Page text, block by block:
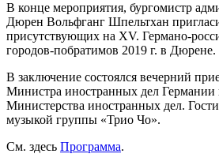
В конце мероприятия, бургомистр
Дюрен Вольфганг Шпельтхан
присутствующих на XV. Германо-
городов-побратимов 2019 г. в Дюрене.
В заключение состоялся вечерний
Министра иностранных дел Германии
Министерства иностранных дел.
музыкой группы «Трио Чо».
См. здесь Программа.